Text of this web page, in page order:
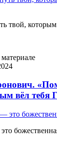
твой, которым
вёл тебя